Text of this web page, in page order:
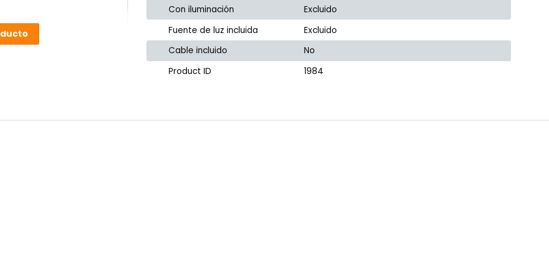
Con iluminación
Excluido
Fuente de luz incluida
Excluido
Cable incluido
No
Product ID
1984